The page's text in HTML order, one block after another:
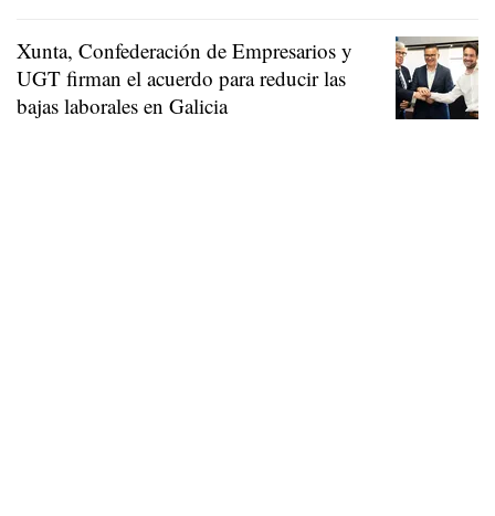
Xunta, Confederación de Empresarios y
UGT firman el acuerdo para reducir las
bajas laborales en Galicia